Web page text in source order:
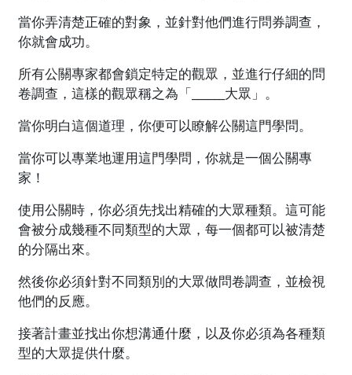
當你弄清楚正確的對象，並針對他們進行問券調查，
你就會成功。
所有公關專家都會鎖定特定的觀眾，並進行仔細的問
卷調查，這樣的觀眾稱之為「______大眾」。
當你明白這個道理，你便可以瞭解公關這門學問。
當你可以專業地運用這門學問，你就是一個公關專
家！
使用公關時，你必須先找出精確的大眾種類。這可能
會被分成幾種不同類型的大眾，每一個都可以被清楚
的分隔出來。
然後你必須針對不同類別的大眾做問卷調查，並檢視
他們的反應。
接著計畫並找出你想溝通什麼，以及你必須為各種類
型的大眾提供什麼。